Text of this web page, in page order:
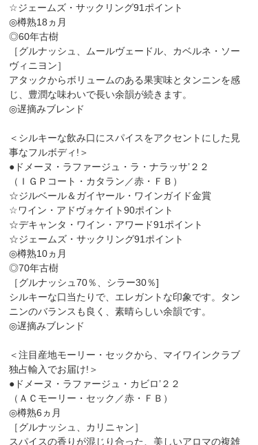
☆ジェームズ・サックリング91ポイント
◎樽熟18ヵ月
◎60年古樹
［グルナッシュ、ムールヴェードル、カベルネ・ソー
ヴィニヨン］
アタックからボリュームのある果実味とタンニンを感
じ、豊潤な味わいで長い余韻が続きます。
◎遅摘みブレンド
＜シルキーな飲み口にスパイスをアクセントにした見
事なフルボディ!＞
●ドメーヌ・ラファージュ・ラ・ナラッサ’２２
（ＩＧＰコート・カタラン／赤・ＦＢ）
☆ジルベール＆ガイヤール・ワインガイド金賞
☆ワイン・アドヴォケイト90ポイント
☆デキャンタ・ワイン・アワード91ポイント
☆ジェームズ・サックリング91ポイント
◎樽熟10ヵ月
◎70年古樹
［グルナッシュ70％、シラー30％]
シルキーな口当たりで、エレガントな印象です。タン
ニンのバランスも良く、素晴らしい余韻です。
◎遅摘みブレンド
＜注目産地モーリー・セックから、マイワインクラブ
独占輸入でお届け!＞
●ドメーヌ・ラファージュ・カビロ’２２
（ＡＣモーリー・セック／赤・ＦＢ）
◎樽熟6ヵ月
［グルナッシュ、カリニャン］
スパイスの香りが混じり合った、美しいアロマの複雑